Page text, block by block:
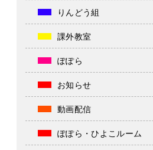
りんどう組
課外教室
ぽぽら
お知らせ
動画配信
ぽぽら・ひよこルーム